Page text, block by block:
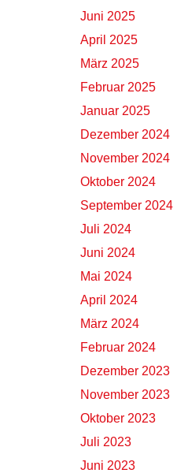
Juni 2025
April 2025
März 2025
Februar 2025
Januar 2025
Dezember 2024
November 2024
Oktober 2024
September 2024
Juli 2024
Juni 2024
Mai 2024
April 2024
März 2024
Februar 2024
Dezember 2023
November 2023
Oktober 2023
Juli 2023
Juni 2023